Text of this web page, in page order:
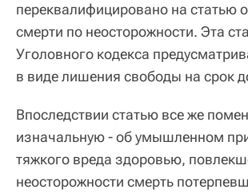
переквалифицировано на статью
смерти по неосторожности. Эта
Уголовного кодекса
в виде лишения свободы на срок
Впоследствии статью все же
изначальную - об умышленном
тяжкого вреда здоровью,
неосторожности смерть